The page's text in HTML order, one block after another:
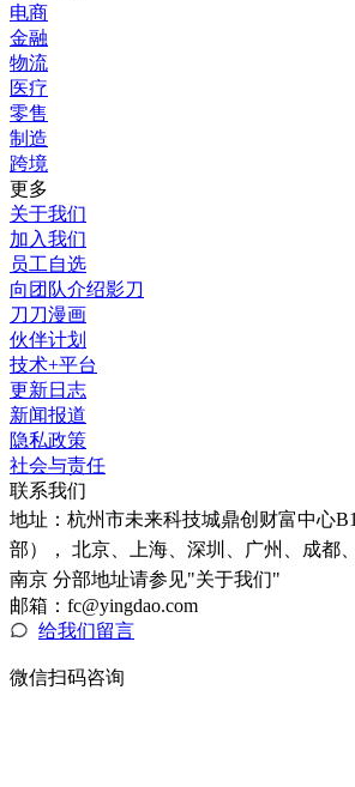
电商
金融
物流
医疗
零售
制造
跨境
更多
关于我们
加入我们
员工自选
向团队介绍影刀
刀刀漫画
伙伴计划
技术+平台
更新日志
新闻报道
隐私政策
社会与责任
联系我们
地址： 杭州市未来科技城鼎创财富中心
部）， 北京、上海、深圳、广州、成都
南京 分部地址请参见"关于我们"
邮箱：fc@yingdao.com
给我们留言
微信扫码咨询